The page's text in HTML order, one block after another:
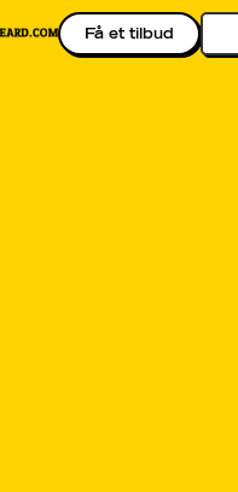
Få et tilbud